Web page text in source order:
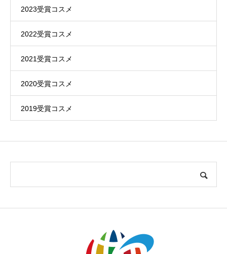
2023受賞コスメ
2022受賞コスメ
2021受賞コスメ
2020受賞コスメ
2019受賞コスメ